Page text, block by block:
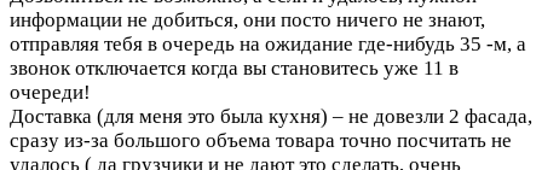
информации не добиться, они посто ничего не знают,
отправляя тебя в очередь на ожидание где-нибудь 35 -м, а
звонок отключается когда вы становитесь уже 11 в
очереди!
Доставка (для меня это была кухня) – не довезли 2 фасада,
сразу из-за большого объема товара точно посчитать не
удалось ( да грузчики и не дают это сделать, очень